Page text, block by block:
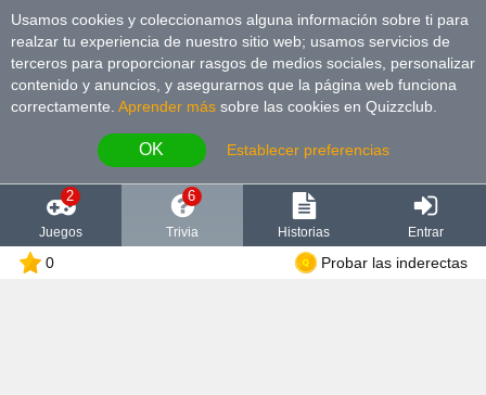
Usamos cookies y coleccionamos alguna información sobre ti para
realzar tu experiencia de nuestro sitio web; usamos servicios de
terceros para proporcionar rasgos de medios sociales, personalizar
contenido y anuncios, y asegurarnos que la página web funciona
correctamente. Aprender más sobre las cookies en Quizzclub.
OK Establecer preferencias
2
Juegos
6
Trivia Historias Entrar
0 Probar las inderectas